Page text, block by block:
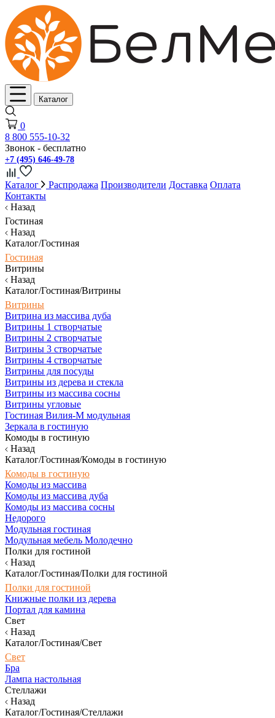
Каталог
0
8 800 555-10-32
Звонок - бесплатно
+7 (495) 646-49-78
Каталог Распродажа Производители Доставка Оплата
Контакты
Назад
Гостиная
Назад
Каталог/Гостиная
Гостиная
Витрины
Назад
Каталог/Гостиная/Витрины
Витрины
Витрина из массива дуба
Витрины 1 створчатые
Витрины 2 створчатые
Витрины 3 створчатые
Витрины 4 створчатые
Витрины для посуды
Витрины из дерева и стекла
Витрины из массива сосны
Витрины угловые
Гостиная Вилия-М модульная
Зеркала в гостиную
Комоды в гостиную
Назад
Каталог/Гостиная/Комоды в гостиную
Комоды в гостиную
Комоды из массива
Комоды из массива дуба
Комоды из массива сосны
Недорого
Модульная гостиная
Модульная мебель Молодечно
Полки для гостиной
Назад
Каталог/Гостиная/Полки для гостиной
Полки для гостиной
Книжные полки из дерева
Портал для камина
Свет
Назад
Каталог/Гостиная/Свет
Свет
Бра
Лампа настольная
Стеллажи
Назад
Каталог/Гостиная/Стеллажи